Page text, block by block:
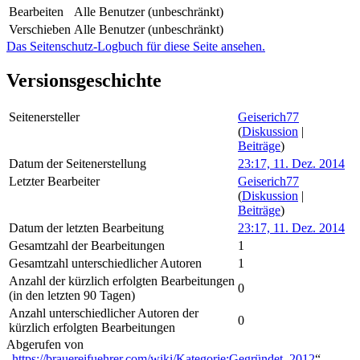
Bearbeiten
Alle Benutzer (unbeschränkt)
Verschieben Alle Benutzer (unbeschränkt)
Das Seitenschutz-Logbuch für diese Seite ansehen.
Versionsgeschichte
Seitenersteller
Geiserich77
(Diskussion |
Beiträge)
Datum der Seitenerstellung
23:17, 11. Dez. 2014
Letzter Bearbeiter
Geiserich77
(Diskussion |
Beiträge)
Datum der letzten Bearbeitung
23:17, 11. Dez. 2014
Gesamtzahl der Bearbeitungen
1
Gesamtzahl unterschiedlicher Autoren
1
Anzahl der kürzlich erfolgten Bearbeitungen
(in den letzten 90 Tagen)
0
Anzahl unterschiedlicher Autoren der
kürzlich erfolgten Bearbeitungen
0
Abgerufen von